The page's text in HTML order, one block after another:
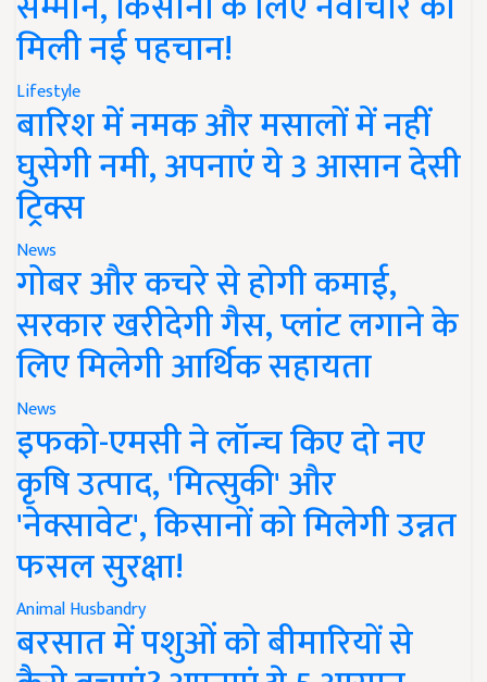
मिली नई पहचान!
Lifestyle
बारिश में नमक और मसालों में नहीं
घुसेगी नमी, अपनाएं ये 3 आसान देसी
ट्रिक्स
News
गोबर और कचरे से होगी कमाई,
सरकार खरीदेगी गैस, प्लांट लगाने के
लिए मिलेगी आर्थिक सहायता
News
इफको-एमसी ने लॉन्च किए दो नए
कृषि उत्पाद, 'मित्सुकी' और
'नेक्सावेट', किसानों को मिलेगी उन्नत
फसल सुरक्षा!
Animal Husbandry
बरसात में पशुओं को बीमारियों से